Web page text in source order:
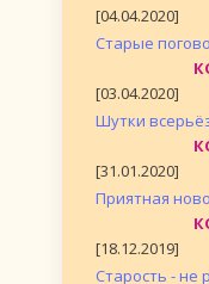
[04.04.2020]
Старые
[03.04.2020]
Шутки
[31.01.2020]
Приятная
[18.12.2019]
Старость - не